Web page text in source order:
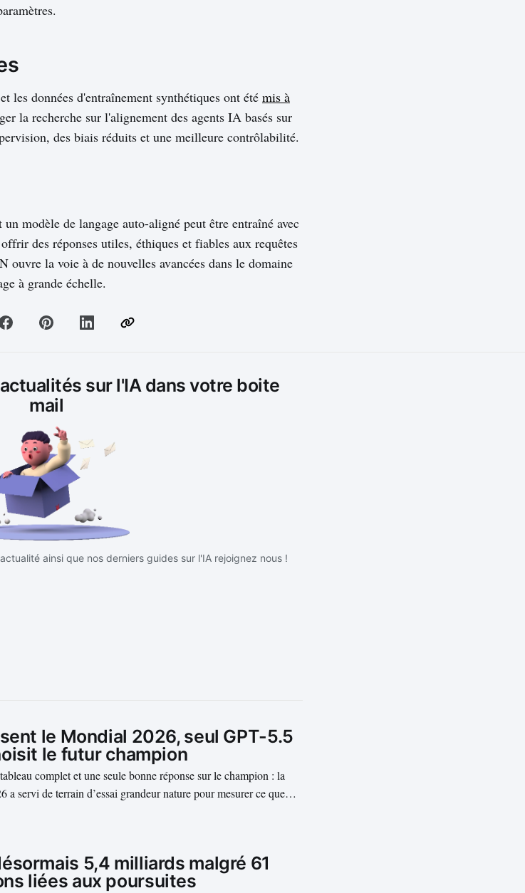
les données d'entraînement synthétiques ont été mis à
la recherche sur l'alignement des agents IA basés sur
des biais réduits et une meilleure contrôlabilité.
modèle de langage auto-aligné peut être entraîné avec
des réponses utiles, éthiques et fiables aux requêtes
la voie à de nouvelles avancées dans le domaine
à grande échelle.
sur l'IA dans votre boite
mail
ainsi que nos derniers guides sur l'IA rejoignez nous !
le Mondial 2026, seul GPT-5.5
le futur champion
complet et une seule bonne réponse sur le champion : la
a servi de terrain d’essai grandeur nature pour mesurer ce que
lorsqu’ils doivent raisonner sous incertitude. GPT-5.5
5,4 milliards malgré 61
liées aux poursuites